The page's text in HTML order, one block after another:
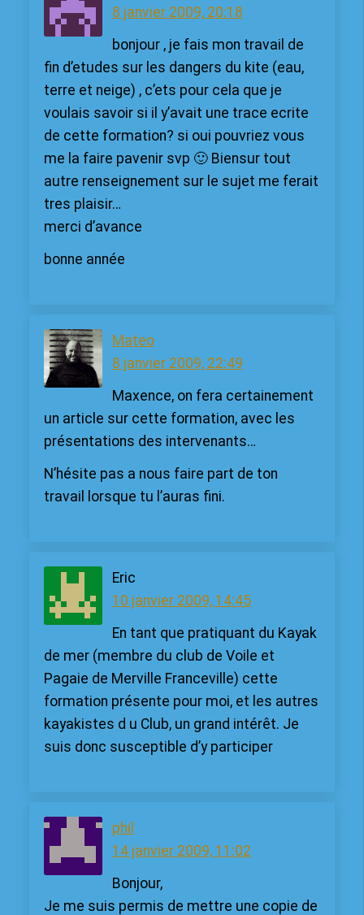
8 janvier 2009, 20:18
bonjour , je fais mon travail de
fin d’etudes sur les dangers du kite (eau,
terre et neige) , c’ets pour cela que je
voulais savoir si il y’avait une trace ecrite
de cette formation? si oui pouvriez vous
me la faire pavenir svp 🙂 Biensur tout
autre renseignement sur le sujet me ferait
tres plaisir…
merci d’avance
bonne année
Mateo
8 janvier 2009, 22:49
Maxence, on fera certainement
un article sur cette formation, avec les
présentations des intervenants…
N’hésite pas a nous faire part de ton
travail lorsque tu l’auras fini.
Eric
10 janvier 2009, 14:45
En tant que pratiquant du Kayak
de mer (membre du club de Voile et
Pagaie de Merville Franceville) cette
formation présente pour moi, et les autres
kayakistes d u Club, un grand intérêt. Je
suis donc susceptible d’y participer
phil
14 janvier 2009, 11:02
Bonjour,
Je me suis permis de mettre une copie de